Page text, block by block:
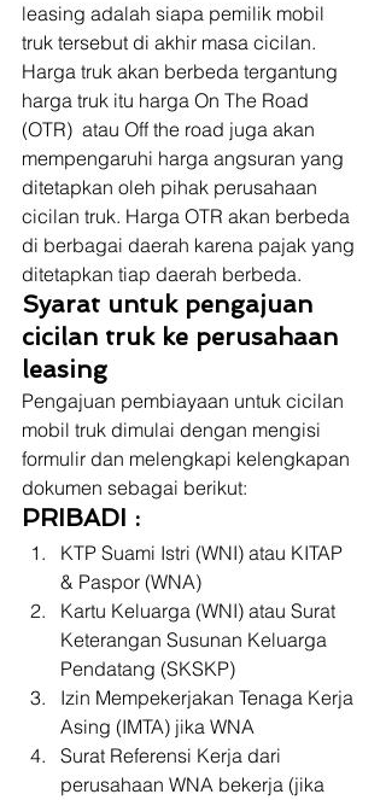
leasing adalah siapa pemilik mobil
truk tersebut di akhir masa cicilan.
Harga truk akan berbeda tergantung
harga truk itu harga On The Road
(OTR)  atau Off the road juga akan
mempengaruhi harga angsuran yang
ditetapkan oleh pihak perusahaan
cicilan truk. Harga OTR akan berbeda
di berbagai daerah karena pajak yang
ditetapkan tiap daerah berbeda.
Syarat untuk pengajuan
cicilan truk ke perusahaan
leasing
Pengajuan pembiayaan untuk cicilan
mobil truk dimulai dengan mengisi
formulir dan melengkapi kelengkapan
dokumen sebagai berikut:
PRIBADI :
KTP Suami Istri (WNI) atau KITAP
& Paspor (WNA)
Kartu Keluarga (WNI) atau Surat
Keterangan Susunan Keluarga
Pendatang (SKSKP)
Izin Mempekerjakan Tenaga Kerja
Asing (IMTA) jika WNA
Surat Referensi Kerja dari
perusahaan WNA bekerja (jika